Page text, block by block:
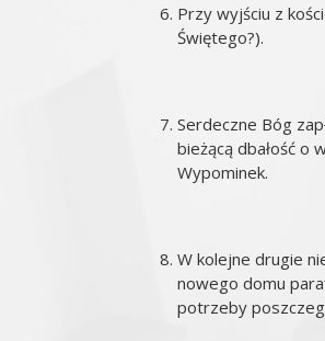
Przy wyjściu z
Świętego?).
Serdeczne Bóg
bieżącą dbałość o
Wypominek.
W kolejne drugie
nowego domu
potrzeby